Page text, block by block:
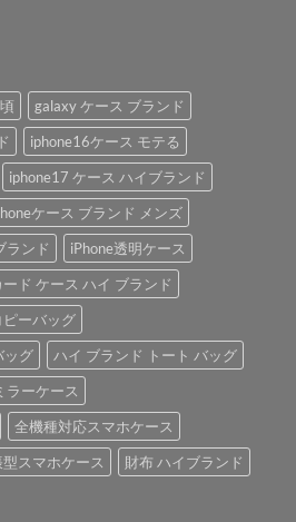
galaxy ケース ブランド
iphone16ケース モテる
iphone17 ケース ハイブランド
ケース ブランド メンズ
ランド
iPhone透明ケース
ード ケース ハイ ブランド
ーバッグ
ッグ
ハイ ブランド トート バッグ
ラーケース
全機種対応スマホケース
スマホケース 財布 ハイブランド